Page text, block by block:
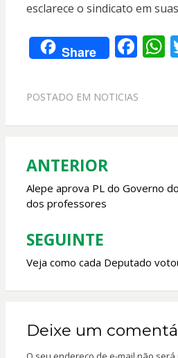
esclarece o sindicato em
Share F
e
o
k
A
p
POSTADO EM NOTICIAS
Navegação
de
Post
ANTERIOR
Alepe aprova PL do Governo
dos professores
SEGUINTE
Veja como cada Deputado
Deixe um